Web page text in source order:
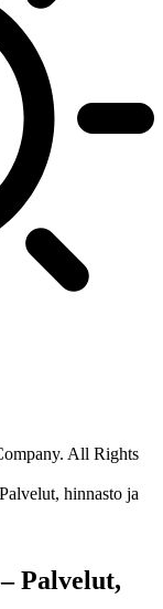
All Rights
hinnasto ja
Palvelut,